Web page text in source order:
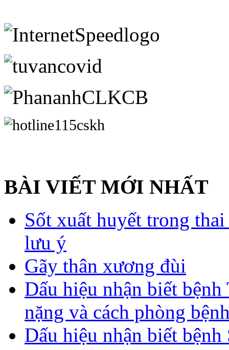
BÀI VIẾT MỚI NHẤT
Sốt xuất huyết trong
lưu ý
Gãy thân xương đùi
Dấu hiệu nhận biết
nặng và cách phòng
Dấu hiệu nhận biết